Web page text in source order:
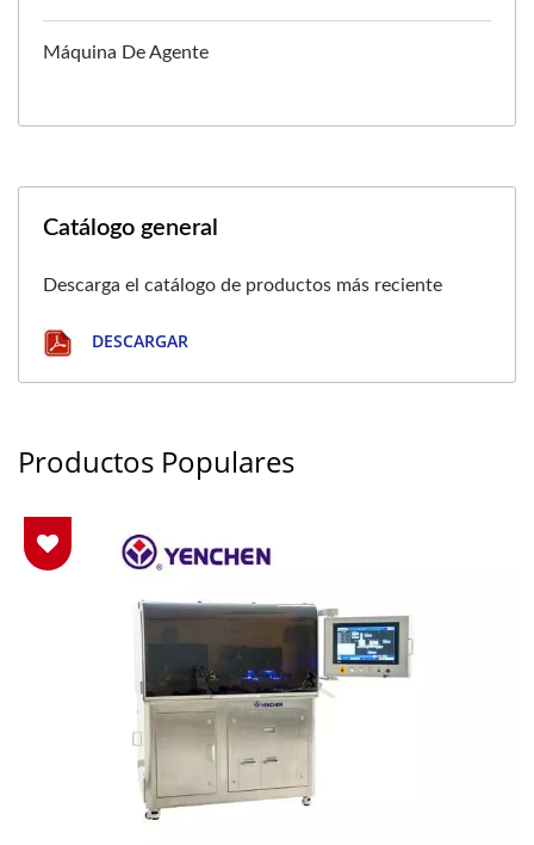
Máquina De Agente
Catálogo general
Descarga el catálogo de productos más reciente
DESCARGAR
Productos Populares